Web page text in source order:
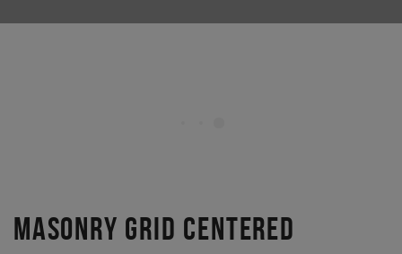
MASONRY GRID CENTERED